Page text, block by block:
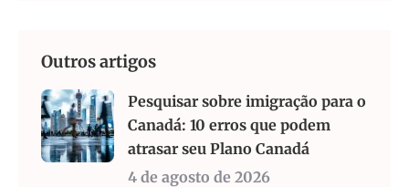
Outros artigos
Pesquisar sobre imigração para o
Canadá: 10 erros que podem
atrasar seu Plano Canadá
4 de agosto de 2026